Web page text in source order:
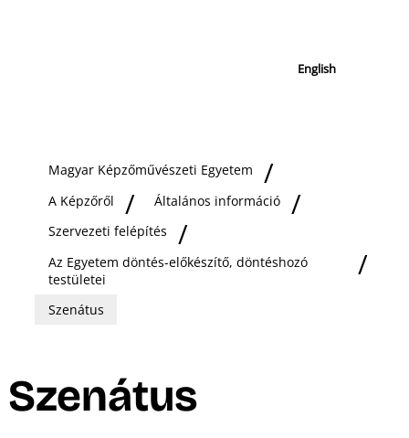
English
Magyar Képzőművészeti Egyetem
A Képzőről
Általános információ
Szervezeti felépítés
Az Egyetem döntés-előkészítő, döntéshozó
testületei
Szenátus
Szenátus